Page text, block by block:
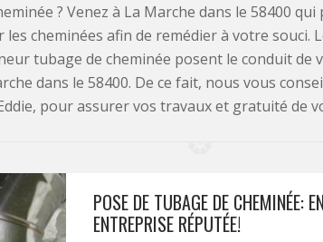
? Venez à La Marche dans le 58400
cheminées afin de remédier à votre souci.
tubage de cheminée posent le conduit de
dans le 58400. De ce fait, nous vous
pour assurer vos travaux et gratuité de
POSE DE TUBAGE DE CHEMINÉE:
ENTREPRISE RÉPUTÉE!